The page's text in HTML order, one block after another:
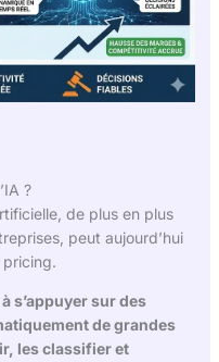
?
de plus en plus
peut aujourd’hui
s’appuyer sur des
de grandes
les classifier et